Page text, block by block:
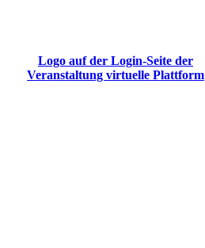
Logo auf der Login-Seite der
Veranstaltung virtuelle Plattform